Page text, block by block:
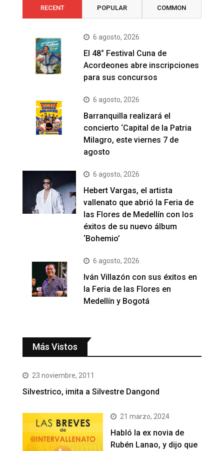
RECENT POPULAR COMMON
6 agosto, 2026
El 48° Festival Cuna de
Acordeones abre inscripciones
para sus concursos
6 agosto, 2026
Barranquilla realizará el
concierto ‘Capital de la Patria
Milagro, este viernes 7 de
agosto
6 agosto, 2026
Hebert Vargas, el artista
vallenato que abrió la Feria de
las Flores de Medellín con los
éxitos de su nuevo álbum
‘Bohemio’
6 agosto, 2026
Iván Villazón con sus éxitos en
la Feria de las Flores en
Medellín y Bogotá
Más Vistos
23 noviembre, 2011
Silvestrico, imita a Silvestre Dangond
21 marzo, 2024
Habló la ex novia de
Rubén Lanao, y dijo que